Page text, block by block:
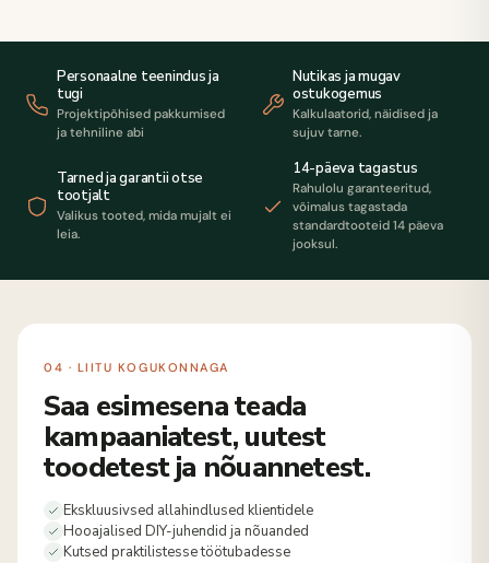
Personaalne teenindus ja
tugi
Projektipõhised pakkumised
ja tehniline abi
Nutikas ja mugav
ostukogemus
Kalkulaatorid, näidised ja
sujuv tarne.
Tarned ja garantii otse
tootjalt
Valikus tooted, mida mujalt ei
leia.
14-päeva tagastus
Rahulolu garanteeritud,
võimalus tagastada
standardtooteid 14 päeva
jooksul.
04 · LIITU KOGUKONNAGA
Saa esimesena teada
kampaaniatest, uutest
toodetest ja nõuannetest.
Ekskluusivsed allahindlused klientidele
Hooajalised DIY-juhendid ja nõuanded
Kutsed praktilistesse töötubadesse